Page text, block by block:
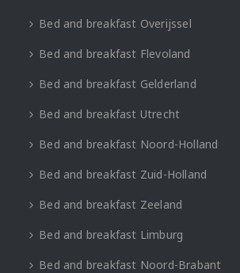
Bed and breakfast Overijssel
Bed and breakfast Flevoland
Bed and breakfast Gelderland
Bed and breakfast Utrecht
Bed and breakfast Noord-Holland
Bed and breakfast Zuid-Holland
Bed and breakfast Zeeland
Bed and breakfast Limburg
Bed and breakfast Noord-Brabant